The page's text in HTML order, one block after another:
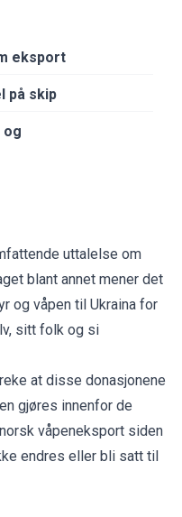
eksport
på skip
og
uttalelse om
blant annet mener det
og våpen til Ukraina for
sitt folk og si
at disse donasjonene
gjøres innenfor de
våpeneksport siden
endres eller bli satt til